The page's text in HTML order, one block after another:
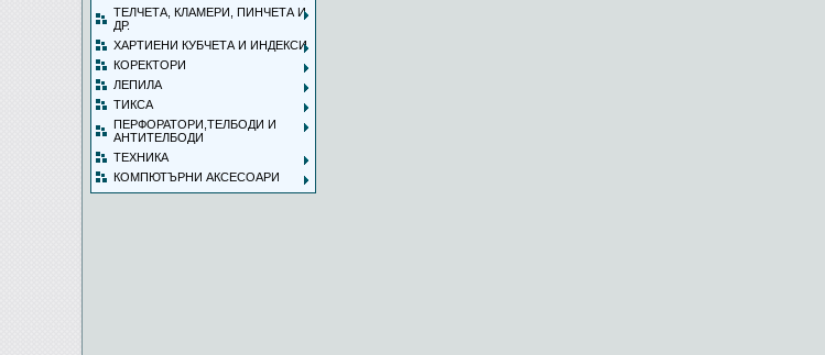
ТЕЛЧЕТА, КЛАМЕРИ, ПИНЧЕТА И
ДР.
ХАРТИЕНИ КУБЧЕТА И ИНДЕКСИ
КОРЕКТОРИ
ЛЕПИЛА
ТИКСА
ПЕРФОРАТОРИ,ТЕЛБОДИ И
АНТИТЕЛБОДИ
ТЕХНИКА
КОМПЮТЪРНИ АКСЕСОАРИ